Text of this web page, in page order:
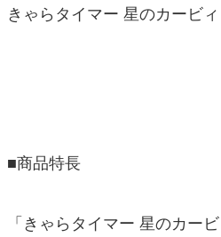
きゃらタイマー 星のカービィ
■商品特長
「きゃらタイマー 星のカー